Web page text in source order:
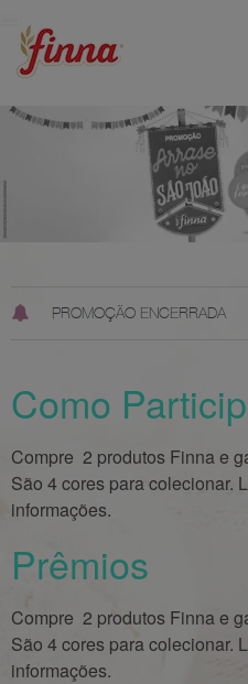
PROMOÇÃO ENCERRADA
Como
Compre 2 produtos Finna e
São 4 cores para colecionar.
informações.
Prêmios
Compre 2 produtos Finna e
São 4 cores para colecionar.
informações.